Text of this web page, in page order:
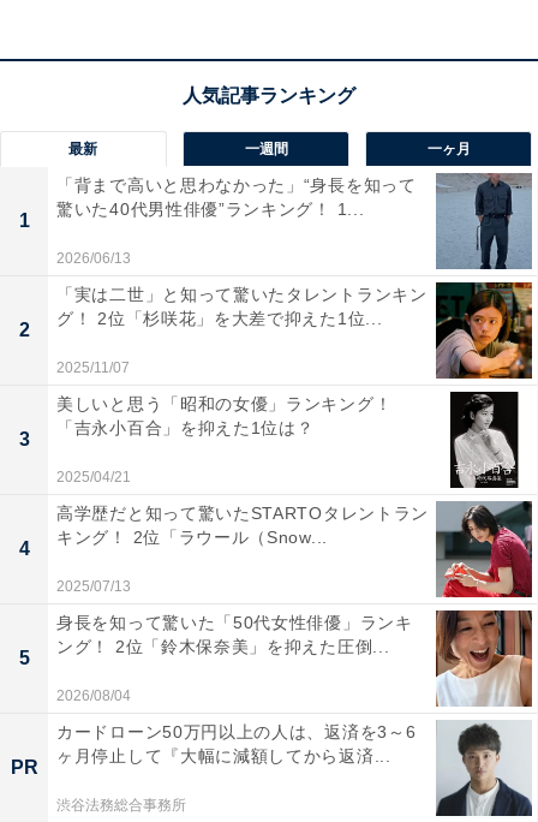
とができる場所です。
家賃相場は周辺の駅と比較するとやや高い傾向にあるも
のの、生活利便性の高さと比較すると十分安いといえる
のかもしれません。単身者からファミリー層、ビジネス
パーソンまで幅広い層にとって住みやすい博多駅は納得
この記事の筆者：斉藤 雄二 プロフィール
新潟出身、静岡在住の元プロドラマー。ライター執筆歴
は約8年。趣味は読書とフィットネスとfiat500でドライ
ブに出かけること。最近はeSportsの試合観戦が楽しみで
す。メインMCを担当するPodcast番組「だいたい二畳半
｜ホントは面白い住まいの話」をSpotifyやApplePodcast
で配信中！
次ページ
10位までの全ランキング結果を見
る
最新 一週間 一ヶ月
1
「背まで高いと思わなかった」“身長を知って
驚いた40代男性俳優”ランキング！ 1...
2026/06/13
2
「実は二世」と知って驚いたタレントランキン
グ！ 2位「杉咲花」を大差で抑えた1位...
2025/11/07
3
美しいと思う「昭和の女優」ランキング！
「吉永小百合」を抑えた1位は？
2025/04/21
4
高学歴だと知って驚いたSTARTOタレントラン
キング！ 2位「ラウール（Snow...
2025/07/13
5
身長を知って驚いた「50代女性俳優」ランキ
ング！ 2位「鈴木保奈美」を抑えた圧倒...
2026/08/04
PR
カードローン50万円以上の人は、返済を3～6
ヶ月停止して『大幅に減額してから返済...
渋谷法務総合事務所